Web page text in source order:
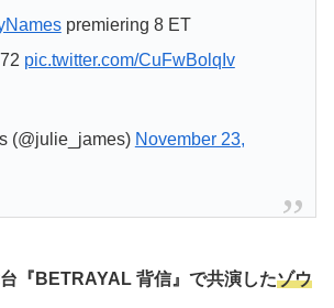
premiering 8 ET
72 pic.twitter.com/CuFwBolqIv
(@julie_james) November 23,
『BETRAYAL 背信』で共演したゾウ